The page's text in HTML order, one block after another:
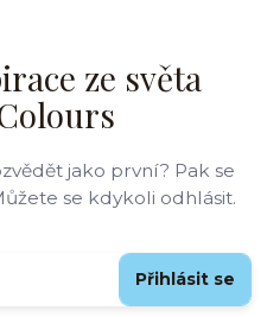
ze světa
jako první? Pak se
se kdykoli odhlásit.
Přihlásit se